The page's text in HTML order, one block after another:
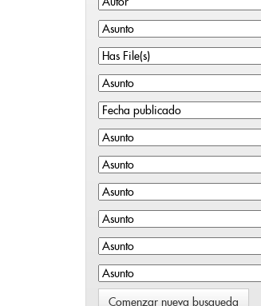
Comenzar nueva busqueda